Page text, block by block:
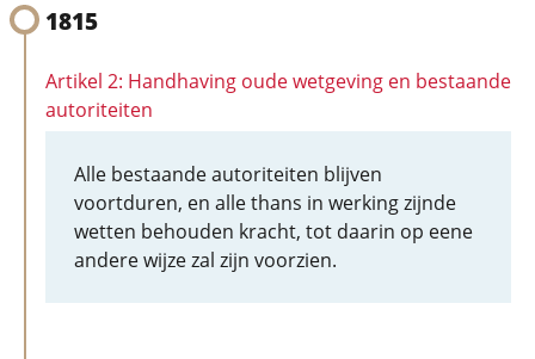
1815
Artikel 2: Handhaving oude wetgeving en bestaande
autoriteiten
Alle bestaande autoriteiten blijven
voortduren, en alle thans in werking zijnde
wetten behouden kracht, tot daarin op eene
andere wijze zal zijn voorzien.